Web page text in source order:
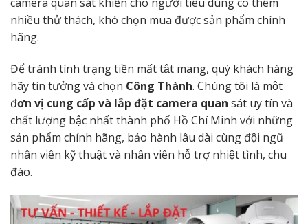
nhiều thử thách, khó chọn mua được sản phẩm chính
hãng.
Để tránh tình trạng tiền mất tật mang, quý khách hàng
hãy tin tưởng và chọn Công Thành. Chúng tôi là một
đơn vị cung cấp và lắp đặt camera quan sát uy tín và
chất lượng bậc nhất thành phố Hồ Chí Minh với những
sản phẩm chính hãng, bảo hành lâu dài cùng đội ngũ
nhân viên kỹ thuật và nhân viên hỗ trợ nhiệt tình, chu
đáo.